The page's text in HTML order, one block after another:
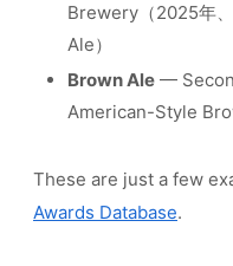
Brewery（2025年
Ale）
Brown Ale —
American-Style
These are just a few
Awards Database.